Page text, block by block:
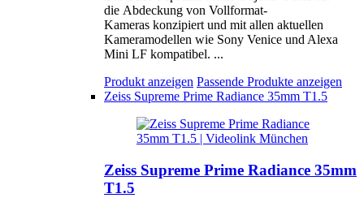
die Abdeckung von Vollformat-
Kameras konzipiert und mit allen aktuellen
Kameramodellen wie Sony Venice und Alexa
Mini LF kompatibel. ...
Produkt anzeigen Passende Produkte anzeigen
Zeiss Supreme Prime Radiance 35mm T1.5
Zeiss Supreme Prime Radiance 35mm
T1.5